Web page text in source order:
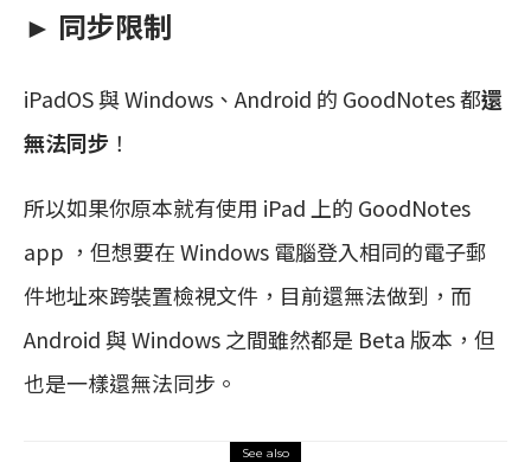
► 同步限制
iPadOS 與 Windows、Android 的 GoodNotes 都還
無法同步 ！
所以如果你原本就有使用 iPad 上的 GoodNotes
app ，但想要在 Windows 電腦登入相同的電子郵
件地址來跨裝置檢視文件，目前還無法做到，而
Android 與 Windows 之間雖然都是 Beta 版本，但
也是一樣還無法同步。
See also